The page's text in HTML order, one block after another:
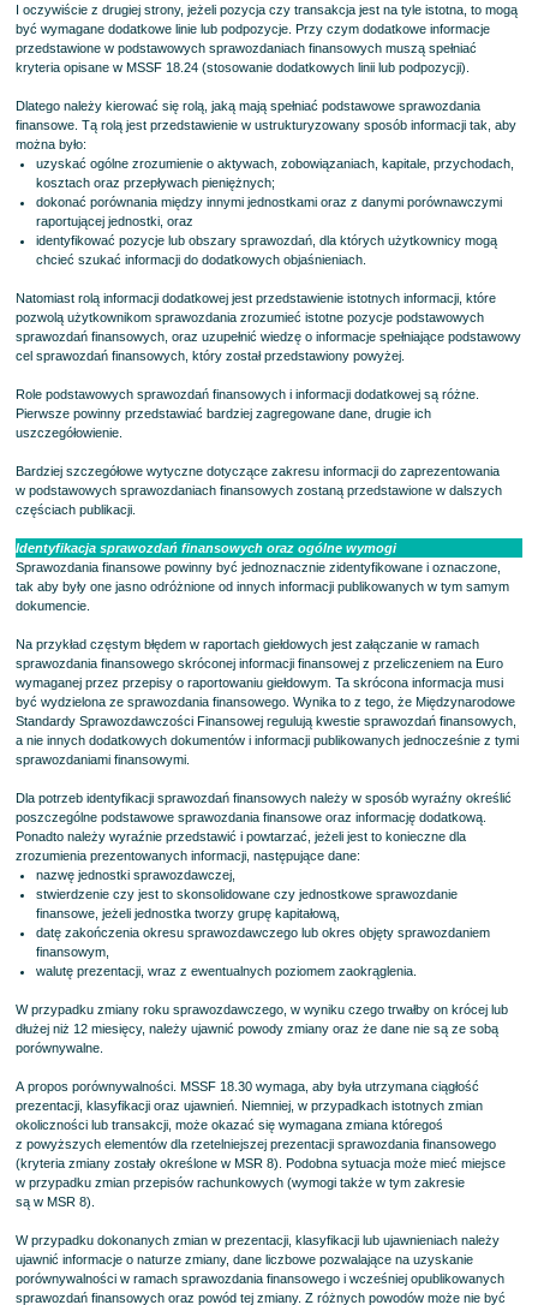
I oczywiście z drugiej strony, jeżeli pozycja czy transakcja jest na tyle istotna, to mogą
być wymagane dodatkowe linie lub podpozycje. Przy czym dodatkowe informacje
przedstawione w podstawowych sprawozdaniach finansowych muszą spełniać
kryteria opisane w MSSF 18.24 (stosowanie dodatkowych linii lub podpozycji).
Dlatego należy kierować się rolą, jaką mają spełniać podstawowe sprawozdania
finansowe. Tą rolą jest przedstawienie w ustrukturyzowany sposób informacji tak, aby
można było:
uzyskać ogólne zrozumienie o aktywach, zobowiązaniach, kapitale, przychodach,
kosztach oraz przepływach pieniężnych;
dokonać porównania między innymi jednostkami oraz z danymi porównawczymi
raportującej jednostki, oraz
identyfikować pozycje lub obszary sprawozdań, dla których użytkownicy mogą
chcieć szukać informacji do dodatkowych objaśnieniach.
Natomiast rolą informacji dodatkowej jest przedstawienie istotnych informacji, które
pozwolą użytkownikom sprawozdania zrozumieć istotne pozycje podstawowych
sprawozdań finansowych, oraz uzupełnić wiedzę o informacje spełniające podstawowy
cel sprawozdań finansowych, który został przedstawiony powyżej.
Role podstawowych sprawozdań finansowych i informacji dodatkowej są różne.
Pierwsze powinny przedstawiać bardziej zagregowane dane, drugie ich
uszczegółowienie.
Bardziej szczegółowe wytyczne dotyczące zakresu informacji do zaprezentowania
w podstawowych sprawozdaniach finansowych zostaną przedstawione w dalszych
częściach publikacji.
Identyfikacja sprawozdań finansowych oraz ogólne wymogi
Sprawozdania finansowe powinny być jednoznacznie zidentyfikowane i oznaczone,
tak aby były one jasno odróżnione od innych informacji publikowanych w tym samym
dokumencie.
Na przykład częstym błędem w raportach giełdowych jest załączanie w ramach
sprawozdania finansowego skróconej informacji finansowej z przeliczeniem na Euro
wymaganej przez przepisy o raportowaniu giełdowym. Ta skrócona informacja musi
być wydzielona ze sprawozdania finansowego. Wynika to z tego, że Międzynarodowe
Standardy Sprawozdawczości Finansowej regulują kwestie sprawozdań finansowych,
a nie innych dodatkowych dokumentów i informacji publikowanych jednocześnie z tymi
sprawozdaniami finansowymi.
Dla potrzeb identyfikacji sprawozdań finansowych należy w sposób wyraźny określić
poszczególne podstawowe sprawozdania finansowe oraz informację dodatkową.
Ponadto należy wyraźnie przedstawić i powtarzać, jeżeli jest to konieczne dla
zrozumienia prezentowanych informacji, następujące dane:
nazwę jednostki sprawozdawczej,
stwierdzenie czy jest to skonsolidowane czy jednostkowe sprawozdanie
finansowe, jeżeli jednostka tworzy grupę kapitałową,
datę zakończenia okresu sprawozdawczego lub okres objęty sprawozdaniem
finansowym,
walutę prezentacji, wraz z ewentualnych poziomem zaokrąglenia.
W przypadku zmiany roku sprawozdawczego, w wyniku czego trwałby on krócej lub
dłużej niż 12 miesięcy, należy ujawnić powody zmiany oraz że dane nie są ze sobą
porównywalne.
A propos porównywalności. MSSF 18.30 wymaga, aby była utrzymana ciągłość
prezentacji, klasyfikacji oraz ujawnień. Niemniej, w przypadkach istotnych zmian
okoliczności lub transakcji, może okazać się wymagana zmiana któregoś
z powyższych elementów dla rzetelniejszej prezentacji sprawozdania finansowego
(kryteria zmiany zostały określone w MSR 8). Podobna sytuacja może mieć miejsce
w przypadku zmian przepisów rachunkowych (wymogi także w tym zakresie
są w MSR 8).
W przypadku dokonanych zmian w prezentacji, klasyfikacji lub ujawnieniach należy
ujawnić informacje o naturze zmiany, dane liczbowe pozwalające na uzyskanie
porównywalności w ramach sprawozdania finansowego i wcześniej opublikowanych
sprawozdań finansowych oraz powód tej zmiany. Z różnych powodów może nie być